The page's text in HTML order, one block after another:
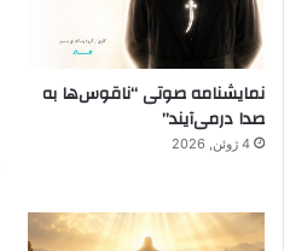
نمایشنامه صوتی “ناقوس‌ها به
صدا در‌می‌آیند”
4 ژوئن, 2026